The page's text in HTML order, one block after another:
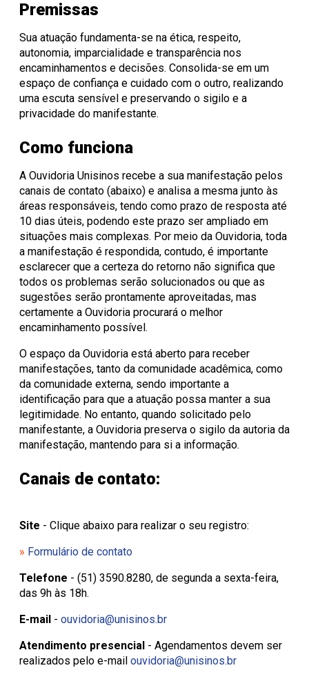
Premissas
Sua atuação fundamenta-se na ética, respeito,
autonomia, imparcialidade e transparência nos
encaminhamentos e decisões. Consolida-se em um
espaço de confiança e cuidado com o outro, realizando
uma escuta sensível e preservando o sigilo e a
privacidade do manifestante.
Como funciona
A Ouvidoria Unisinos recebe a sua manifestação pelos
canais de contato (abaixo) e analisa a mesma junto às
áreas responsáveis, tendo como prazo de resposta até
10 dias úteis, podendo este prazo ser ampliado em
situações mais complexas. Por meio da Ouvidoria, toda
a manifestação é respondida, contudo, é importante
esclarecer que a certeza do retorno não significa que
todos os problemas serão solucionados ou que as
sugestões serão prontamente aproveitadas, mas
certamente a Ouvidoria procurará o melhor
encaminhamento possível.
O espaço da Ouvidoria está aberto para receber
manifestações, tanto da comunidade acadêmica, como
da comunidade externa, sendo importante a
identificação para que a atuação possa manter a sua
legitimidade. No entanto, quando solicitado pelo
manifestante, a Ouvidoria preserva o sigilo da autoria da
manifestação, mantendo para si a informação.
Canais de contato:
Site - Clique abaixo para realizar o seu registro:
» Formulário de contato
Telefone - (51) 3590.8280, de segunda a sexta-feira,
das 9h às 18h.
E-mail - ouvidoria@unisinos.br
Atendimento presencial - Agendamentos devem ser
realizados pelo e-mail ouvidoria@unisinos.br